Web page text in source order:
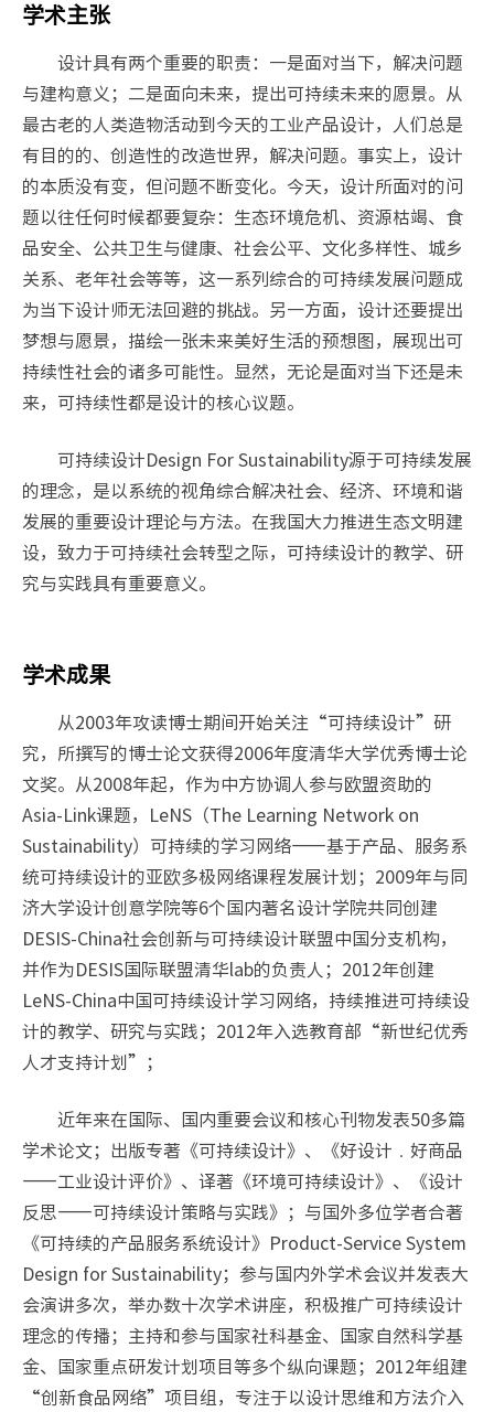
学术主张
设计具有两个重要的职责：一是面对当下，解决问题
与建构意义；二是面向未来，提出可持续未来的愿景。从
最古老的人类造物活动到今天的工业产品设计，人们总是
有目的的、创造性的改造世界，解决问题。事实上，设计
的本质没有变，但问题不断变化。今天，设计所面对的问
题以往任何时候都要复杂：生态环境危机、资源枯竭、食
品安全、公共卫生与健康、社会公平、文化多样性、城乡
关系、老年社会等等，这一系列综合的可持续发展问题成
为当下设计师无法回避的挑战。另一方面，设计还要提出
梦想与愿景，描绘一张未来美好生活的预想图，展现出可
持续性社会的诸多可能性。显然，无论是面对当下还是未
来，可持续性都是设计的核心议题。
可持续设计Design For Sustainability源于可持续发展
的理念，是以系统的视角综合解决社会、经济、环境和谐
发展的重要设计理论与方法。在我国大力推进生态文明建
设，致力于可持续社会转型之际，可持续设计的教学、研
究与实践具有重要意义。
学术成果
从2003年攻读博士期间开始关注“可持续设计”研
究，所撰写的博士论文获得2006年度清华大学优秀博士论
文奖。从2008年起，作为中方协调人参与欧盟资助的
Asia-Link课题，LeNS（The Learning Network on
Sustainability）可持续的学习网络——基于产品、服务系
统可持续设计的亚欧多极网络课程发展计划；2009年与同
济大学设计创意学院等6个国内著名设计学院共同创建
DESIS-China社会创新与可持续设计联盟中国分支机构，
并作为DESIS国际联盟清华lab的负责人；2012年创建
LeNS-China中国可持续设计学习网络，持续推进可持续设
计的教学、研究与实践；2012年入选教育部“新世纪优秀
人才支持计划”；
近年来在国际、国内重要会议和核心刊物发表50多篇
学术论文；出版专著《可持续设计》、《好设计﹒好商品
——工业设计评价》、译著《环境可持续设计》、《设计
反思——可持续设计策略与实践》；与国外多位学者合著
《可持续的产品服务系统设计》Product-Service System
Design for Sustainability；参与国内外学术会议并发表大
会演讲多次，举办数十次学术讲座，积极推广可持续设计
理念的传播；主持和参与国家社科基金、国家自然科学基
金、国家重点研发计划项目等多个纵向课题；2012年组建
“创新食品网络”项目组，专注于以设计思维和方法介入